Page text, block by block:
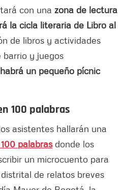
con una zona de lectura
la cicla literaria de Libro al
de libros y actividades
barrio y juegos
un pequeño pícnic
100 palabras
asistentes hallarán una
palabrasdonde los
un microcuento para
de relatos breves